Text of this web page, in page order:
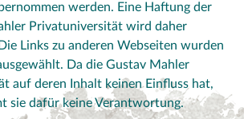
werden. Eine Haftung der
Privatuniversität wird daher
Links zu anderen Webseiten wurden
Da die Gustav Mahler
auf deren Inhalt keinen Einfluss hat,
sie dafür keine Verantwortung.